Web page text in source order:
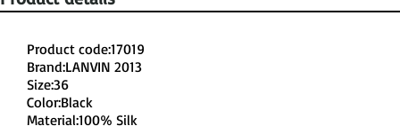
Product code:17019
Brand:LANVIN 2013
Size:36
Color:Black
Material:100% Silk